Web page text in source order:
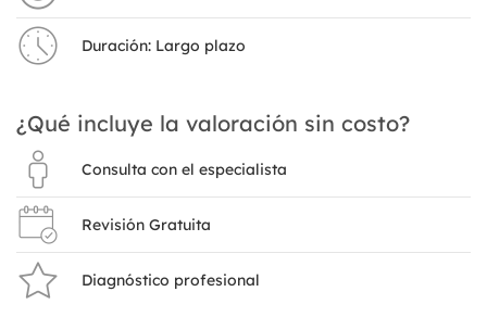
Duración: Largo plazo
​​¿Qué incluye la valoración sin costo?
Consulta con el especialista
Revisión Gratuita
Diagnóstico profesional